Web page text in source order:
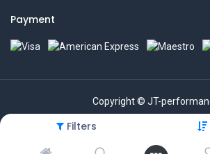
Filters
Payment
Copyright © JT-